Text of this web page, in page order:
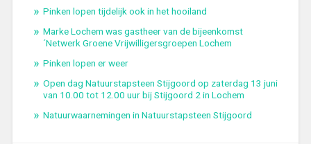
Pinken lopen tijdelijk ook in het hooiland
Marke Lochem was gastheer van de bijeenkomst
´Netwerk Groene Vrijwilligersgroepen Lochem
Pinken lopen er weer
Open dag Natuurstapsteen Stijgoord op zaterdag 13 juni
van 10.00 tot 12.00 uur bij Stijgoord 2 in Lochem
Natuurwaarnemingen in Natuurstapsteen Stijgoord